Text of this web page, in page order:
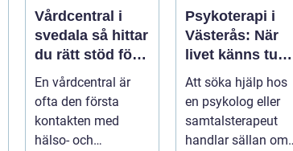
Vårdcentral i
svedala så hittar
du rätt stöd för
hela familjen
En vårdcentral är
ofta den första
kontakten med
hälso- och
Psykoterapi i
Västerås: När
livet känns tungt
och du behöver
prata med
någon
Att söka hjälp hos
en psykolog eller
samtalsterapeut
handlar sällan om